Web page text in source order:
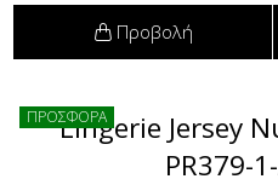
Προβολή
ΠΡΟΣΦΟΡΑ
Lingerie Jersey
PR379-